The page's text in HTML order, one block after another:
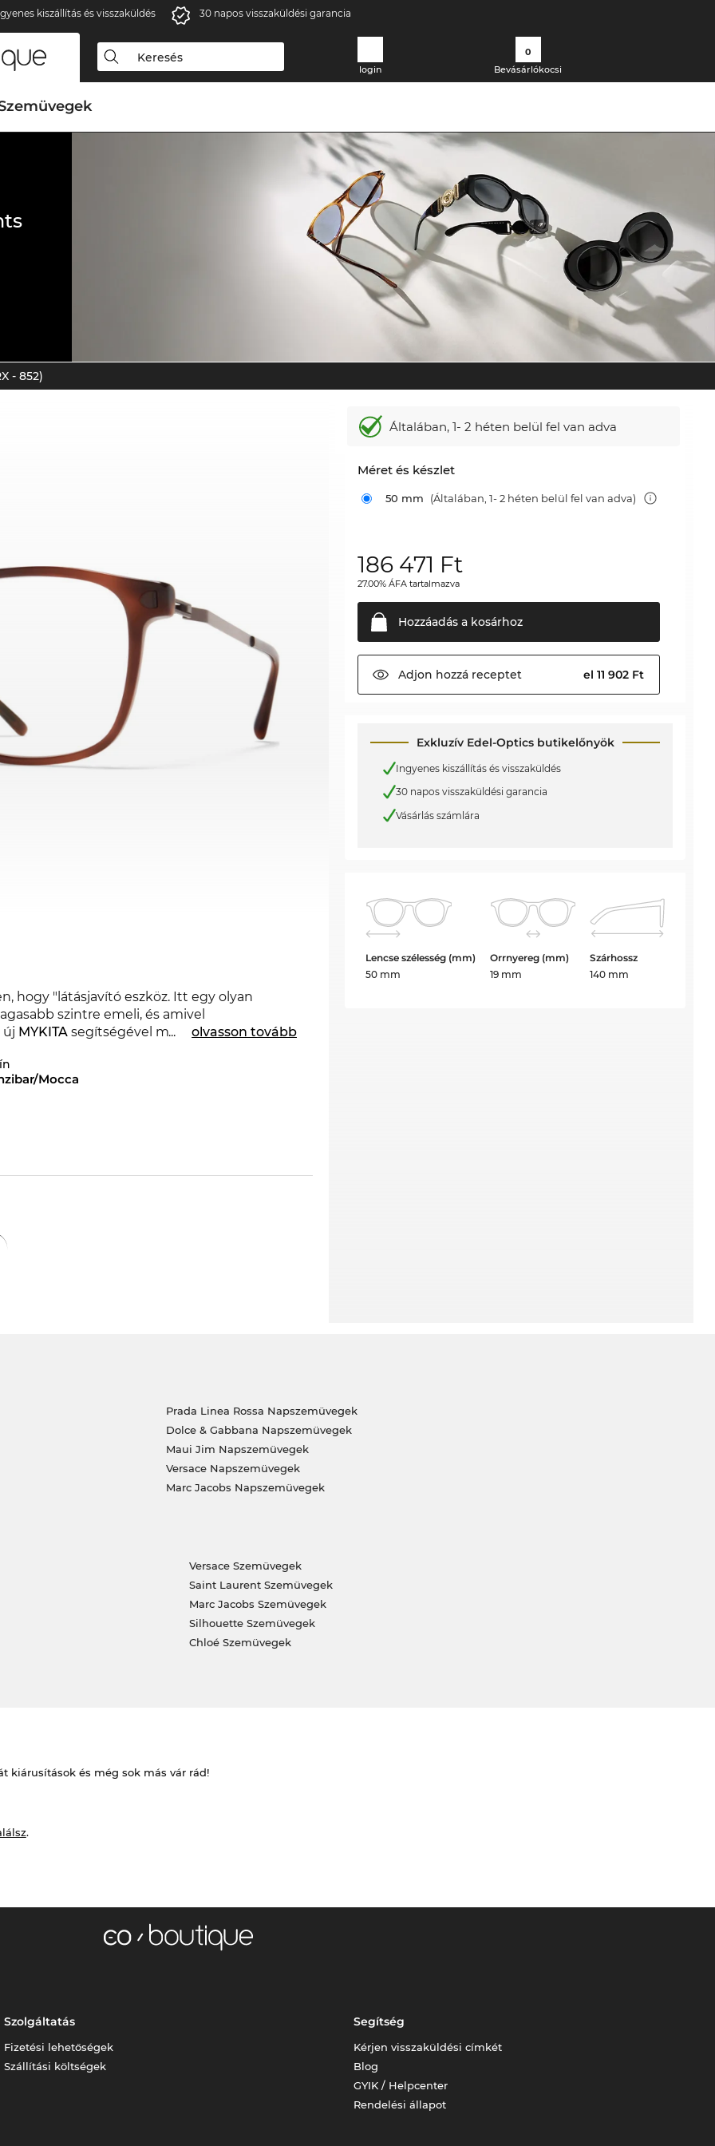
kiszállítás és visszaküldés 30 napos visszaküldési garancia
login
0
Bevásárlókocsi
- 852)
hogy "látásjavító eszköz. Itt egy olyan
szintre emeli, és amivel
új MYKITA segítségével megmutathatod,
stílusokban is kapható a MYKITA 2025. és
rá, mert ez az ár verhetetlen. Mivel az
hihetetlenül olcsó áron kaphatod meg ezt a
... olvasson tovább
Mocca
Általában, 1- 2 héten belül fel van adva
Méret és készlet
50 mm (Általában, 1- 2 héten belül fel van adva)
186 471 Ft
27.00% ÁFA tartalmazva
Hozzáadás a kosárhoz
Adjon hozzá receptet el 11 902 Ft
Exkluzív Edel-Optics butikelőnyök
Ingyenes kiszállítás és visszaküldés
30 napos visszaküldési garancia
Vásárlás számlára
Lencse szélesség (mm)
50 mm
Orrnyereg (mm)
19 mm
Szárhossz
140 mm
Prada Linea Rossa Napszemüvegek
Dolce & Gabbana Napszemüvegek
Maui Jim Napszemüvegek
Versace Napszemüvegek
Marc Jacobs Napszemüvegek
Versace Szemüvegek
Saint Laurent Szemüvegek
Marc Jacobs Szemüvegek
Silhouette Szemüvegek
Chloé Szemüvegek
kiárusítások és még sok más vár rád!
.
Szolgáltatás
Fizetési lehetőségek
Szállítási költségek
Segítség
Kérjen visszaküldési címkét
Blog
GYIK / Helpcenter
Rendelési állapot